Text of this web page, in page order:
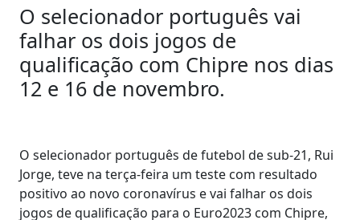
O selecionador português vai
falhar os dois jogos de
qualificação com Chipre nos dias
12 e 16 de novembro.
O selecionador português de futebol de sub-21, Rui
Jorge, teve na terça-feira um teste com resultado
positivo ao novo coronavírus e vai falhar os dois
jogos de qualificação para o Euro2023 com Chipre,